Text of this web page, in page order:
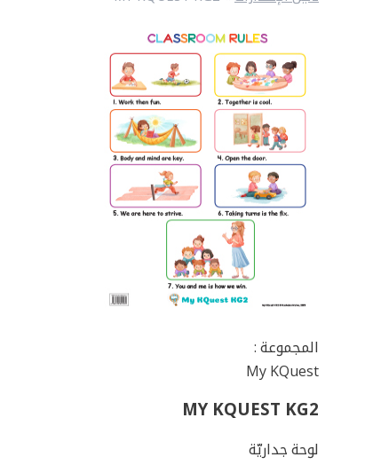
المجموعة :
My KQuest
MY KQUEST KG2
لوحة جداريّة